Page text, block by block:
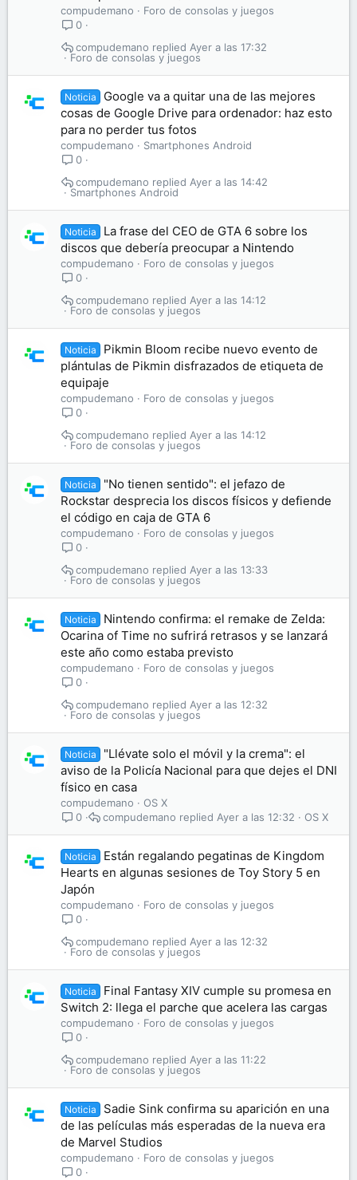
compudemano
Foro de consolas y juegos
0
Foro de consolas y juegos
Ayer a las 17:32
compudemano
Noticia
Google va a quitar una de las mejores
cosas de Google Drive para ordenador: haz esto
para no perder tus fotos
compudemano
Smartphones Android
0
Smartphones Android
Ayer a las 14:42
compudemano
Noticia
La frase del CEO de GTA 6 sobre los
discos que debería preocupar a Nintendo
compudemano
Foro de consolas y juegos
0
Foro de consolas y juegos
Ayer a las 14:12
compudemano
Noticia
Pikmin Bloom recibe nuevo evento de
plántulas de Pikmin disfrazados de etiqueta de
equipaje
compudemano
Foro de consolas y juegos
0
Foro de consolas y juegos
Ayer a las 14:12
compudemano
Noticia
"No tienen sentido": el jefazo de
Rockstar desprecia los discos físicos y defiende
el código en caja de GTA 6
compudemano
Foro de consolas y juegos
0
Foro de consolas y juegos
Ayer a las 13:33
compudemano
Noticia
Nintendo confirma: el remake de Zelda:
Ocarina of Time no sufrirá retrasos y se lanzará
este año como estaba previsto
compudemano
Foro de consolas y juegos
0
Foro de consolas y juegos
Ayer a las 12:32
compudemano
Noticia
"Llévate solo el móvil y la crema": el
aviso de la Policía Nacional para que dejes el DNI
físico en casa
compudemano
OS X
0
OS X
Ayer a las 12:32
compudemano
Noticia
Están regalando pegatinas de Kingdom
Hearts en algunas sesiones de Toy Story 5 en
Japón
compudemano
Foro de consolas y juegos
0
Foro de consolas y juegos
Ayer a las 12:32
compudemano
Noticia
Final Fantasy XIV cumple su promesa en
Switch 2: llega el parche que acelera las cargas
compudemano
Foro de consolas y juegos
0
Foro de consolas y juegos
Ayer a las 11:22
compudemano
Noticia
Sadie Sink confirma su aparición en una
de las películas más esperadas de la nueva era
de Marvel Studios
compudemano
Foro de consolas y juegos
0